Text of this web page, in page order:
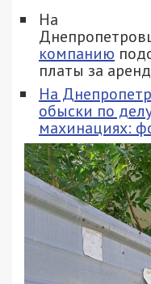
На
компанию
платы за
На
обыски по
махинациях: